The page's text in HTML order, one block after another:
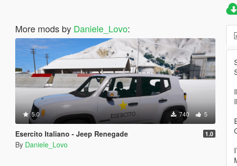
More mods by Daniele_Lovo:
5.0 740 5
Esercito Italiano - Jeep Renegade 1.0
By Daniele_Lovo